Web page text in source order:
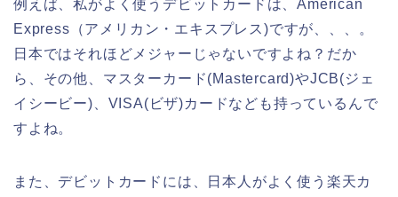
例えば、私がよく使うデビットカードは、American
Express（アメリカン・エキスプレス)ですが、、、。
日本ではそれほどメジャーじゃないですよね？だか
ら、その他、マスターカード(Mastercard)やJCB(ジェ
イシービー)、VISA(ビザ)カードなども持っているんで
すよね。
また、デビットカードには、日本人がよく使う楽天カ